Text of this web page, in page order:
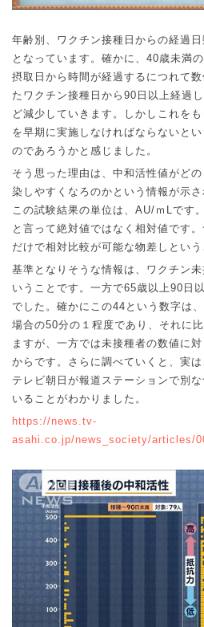
年齢別、ワクチン接種日からの経過
となっています。確かに、 40歳未満
摂取日から時間が経過するにつれて
たワクチン接種日から 90 日以上経過
ど減少していきます。しかしこれを
を早期に実施しなければならないと
のであろうかと感じました。
そう思った理由は、中和活性値がど
染しやすくなろのかという情報が示さ
この試験結果の単位は、 AU/ ｍ です
と言って絶対値ではなく相対値です
だけで相対比較が可能な物差しという
基準となりそうな情報は、ワクチン
いうことです。一方で65歳以上90 日
でした。確かにこの44 という数字は、
場合の50分の１程度であり、それに
ますが、一方では未接種者の数値に対
からです。さらに調べていくと、実
テレビ朝日が報道ステーションで別
いることがわかりました。
https://news.tv-
asahi.co.jp/news_society/articles/